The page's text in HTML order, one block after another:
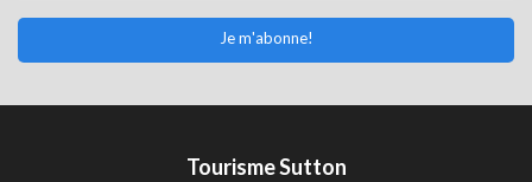
Je m'abonne!
Tourisme Sutton